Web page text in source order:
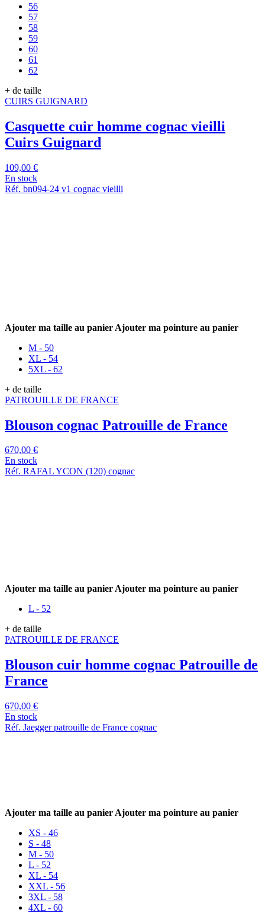
56
57
58
59
60
61
62
+ de taille
CUIRS GUIGNARD
Casquette cuir homme cognac vieilli
Cuirs Guignard
109,00 €
En stock
Réf. bn094-24 v1 cognac vieilli
Ajouter ma taille au panier Ajouter ma pointure au panier
M - 50
XL - 54
5XL - 62
+ de taille
PATROUILLE DE FRANCE
Blouson cognac Patrouille de France
670,00 €
En stock
Réf. RAFAL YCON (120) cognac
Ajouter ma taille au panierAjouter ma pointure au panier
L - 52
+ de taille
PATROUILLE DE FRANCE
Blouson cuir homme cognac Patrouille de
France
670,00 €
En stock
Réf. Jaegger patrouille de France cognac
Ajouter ma taille au panier Ajouter ma pointure au panier
XS - 46
S - 48
M - 50
L - 52
XL - 54
XXL - 56
3XL - 58
4XL - 60